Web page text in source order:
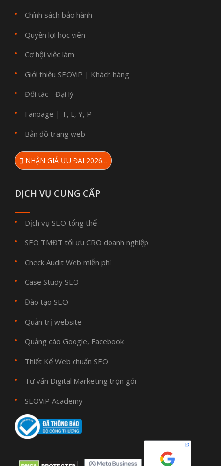
Chính sách bảo hành
Quyền lợi học viên
Cơ hội việc làm
Giới thiệu SEOViP | Khách hàng
Đối tác - Đại lý
Fanpage | T, L , Y, P
Bản đồ trang web
NHẬN GIÁ ƯU ĐÃI 2026…
DỊCH VỤ CUNG CẤP
Dịch vụ SEO tổng thể
SEO TMĐT tối ưu CRO doanh nghiệp
Check Audit Web miễn phí
Case Study SEO
Đào tạo SEO
Quản trị website
Quảng cáo Google, Facebook
Thiết Kế Web chuẩn SEO
Tư vấn Digital Marketing trọn gói
SEOViP Academy